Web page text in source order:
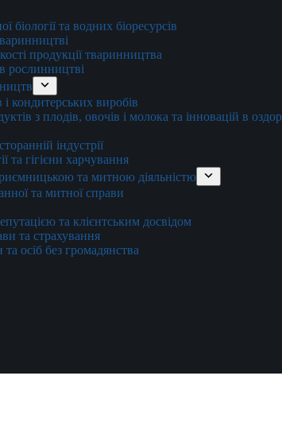
біології та водних біоресурсів
продукції тваринництва
рослинництві
і кондитерських виробів
з плодів, овочів і молока та інновацій в
індустрії
та гігієни харчування
та митною діяльністю
та митної справи
та клієнтським досвідом
та страхування
осіб без громадянства